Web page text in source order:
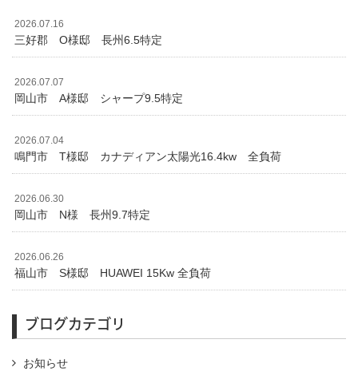
2026.07.16
三好郡 O様邸 長州6.5特定
2026.07.07
岡山市 A様邸 シャープ9.5特定
2026.07.04
鳴門市 T様邸 カナディアン太陽光16.4kw 全負荷
2026.06.30
岡山市 N様 長州9.7特定
2026.06.26
福山市 S様邸 HUAWEI 15Kw 全負荷
ブログカテゴリ
お知らせ